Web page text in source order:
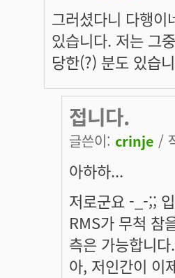
그러셨다니 다행
있습니다. 저는 그
당한(?) 분도 있습
접니다.
글쓴이: crinje /
아하하...
저로군요 -_-;;
RMS가 무척 참
측은 가능합니다.
아, 저인간이 이